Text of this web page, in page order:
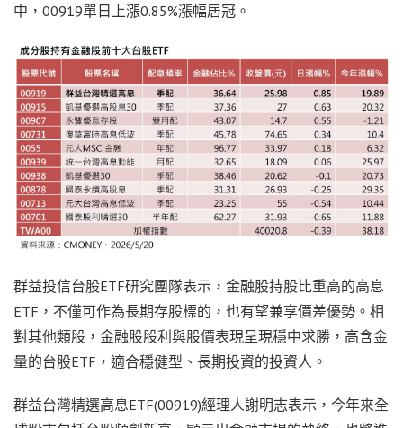
中，00919單日上漲0.85%漲幅居冠。
群益投信台股ETF研究團隊表示，金融股持股比重高的高息
ETF，不僅可作為長期存股標的，也有望兼享價差優勢。相
對其他類股，金融股股利與股價表現呈現穩中求勝，高含金
量的台股ETF，適合穩健型、長期投資的投資人。
群益台灣精選高息ETF(00919)經理人謝明志表示，今年來全